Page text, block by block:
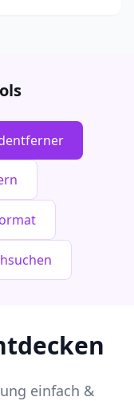
einfach &